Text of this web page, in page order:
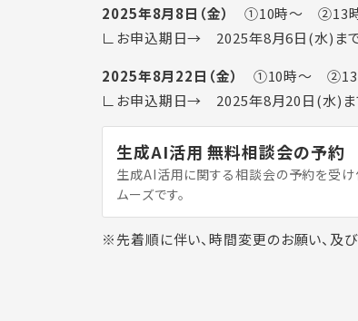
2025年8月8日（金）
①10時～ ②13
∟お申込期日→ 2025年8月6日(水)ま
2025年8月22日（金）
①10時～ ②13
∟お申込期日→ 2025年8月20日(水)ま
生成AI活用 無料相談会の予約
生成AI活用に関する相談会の予約を受け
ムーズです。
※先着順に伴い、時間変更のお願い、及